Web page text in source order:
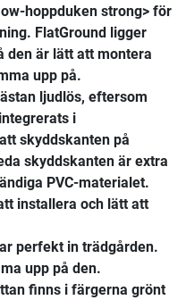
hoppduken strong> för
FlatGround ligger
den är lätt att montera
upp på.
ljudlös, eftersom
i
skyddskanten på
skyddskanten är extra
PVC-materialet.
installera och lätt att
perfekt in trädgården.
upp på den.
finns i färgerna grönt